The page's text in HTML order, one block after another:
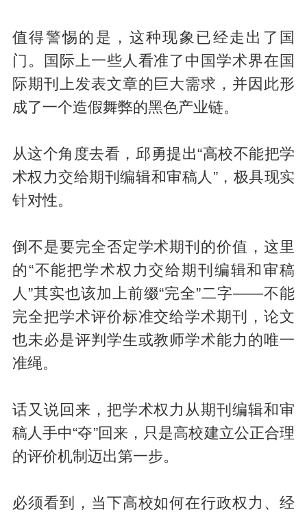
值得警惕的是，这种现象已经走出了国
门。国际上一些人看准了中国学术界在国
际期刊上发表文章的巨大需求，并因此形
成了一个造假舞弊的黑色产业链。
从这个角度去看 ，邱勇提出“高校不能把学
术权力交给期刊编辑和审稿人”，极具现实
针对性。
倒不是要完全否定学术期刊的价值，这里
的“不能把学术权力交给期刊编辑和审稿
人”其实也该加上前缀“完全”二字——不能
完全把学术评价标准交给学术期刊，论文
也未必是评判学生或教师学术能力的唯一
准绳。
话又说回来，把学术权力从期刊编辑和审
稿人手中“夺”回来，只是高校建立公正合理
的评价机制迈出第一步。
必须看到，当下高校如何在行政权力、经